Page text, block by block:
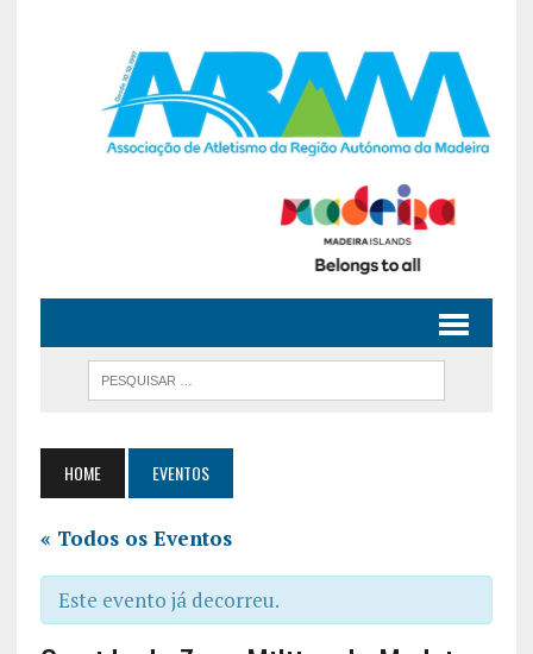
HOME EVENTOS
« Todos os Eventos
Este evento já decorreu.